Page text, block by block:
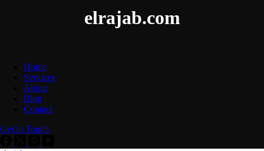
elrajab.com
Home
Services
About
Blog
Contact
Get in Touch